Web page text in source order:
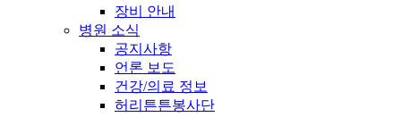
장비 안내
병원 소식
공지사항
언론 보도
건강/의료 정보
허리튼튼봉사단